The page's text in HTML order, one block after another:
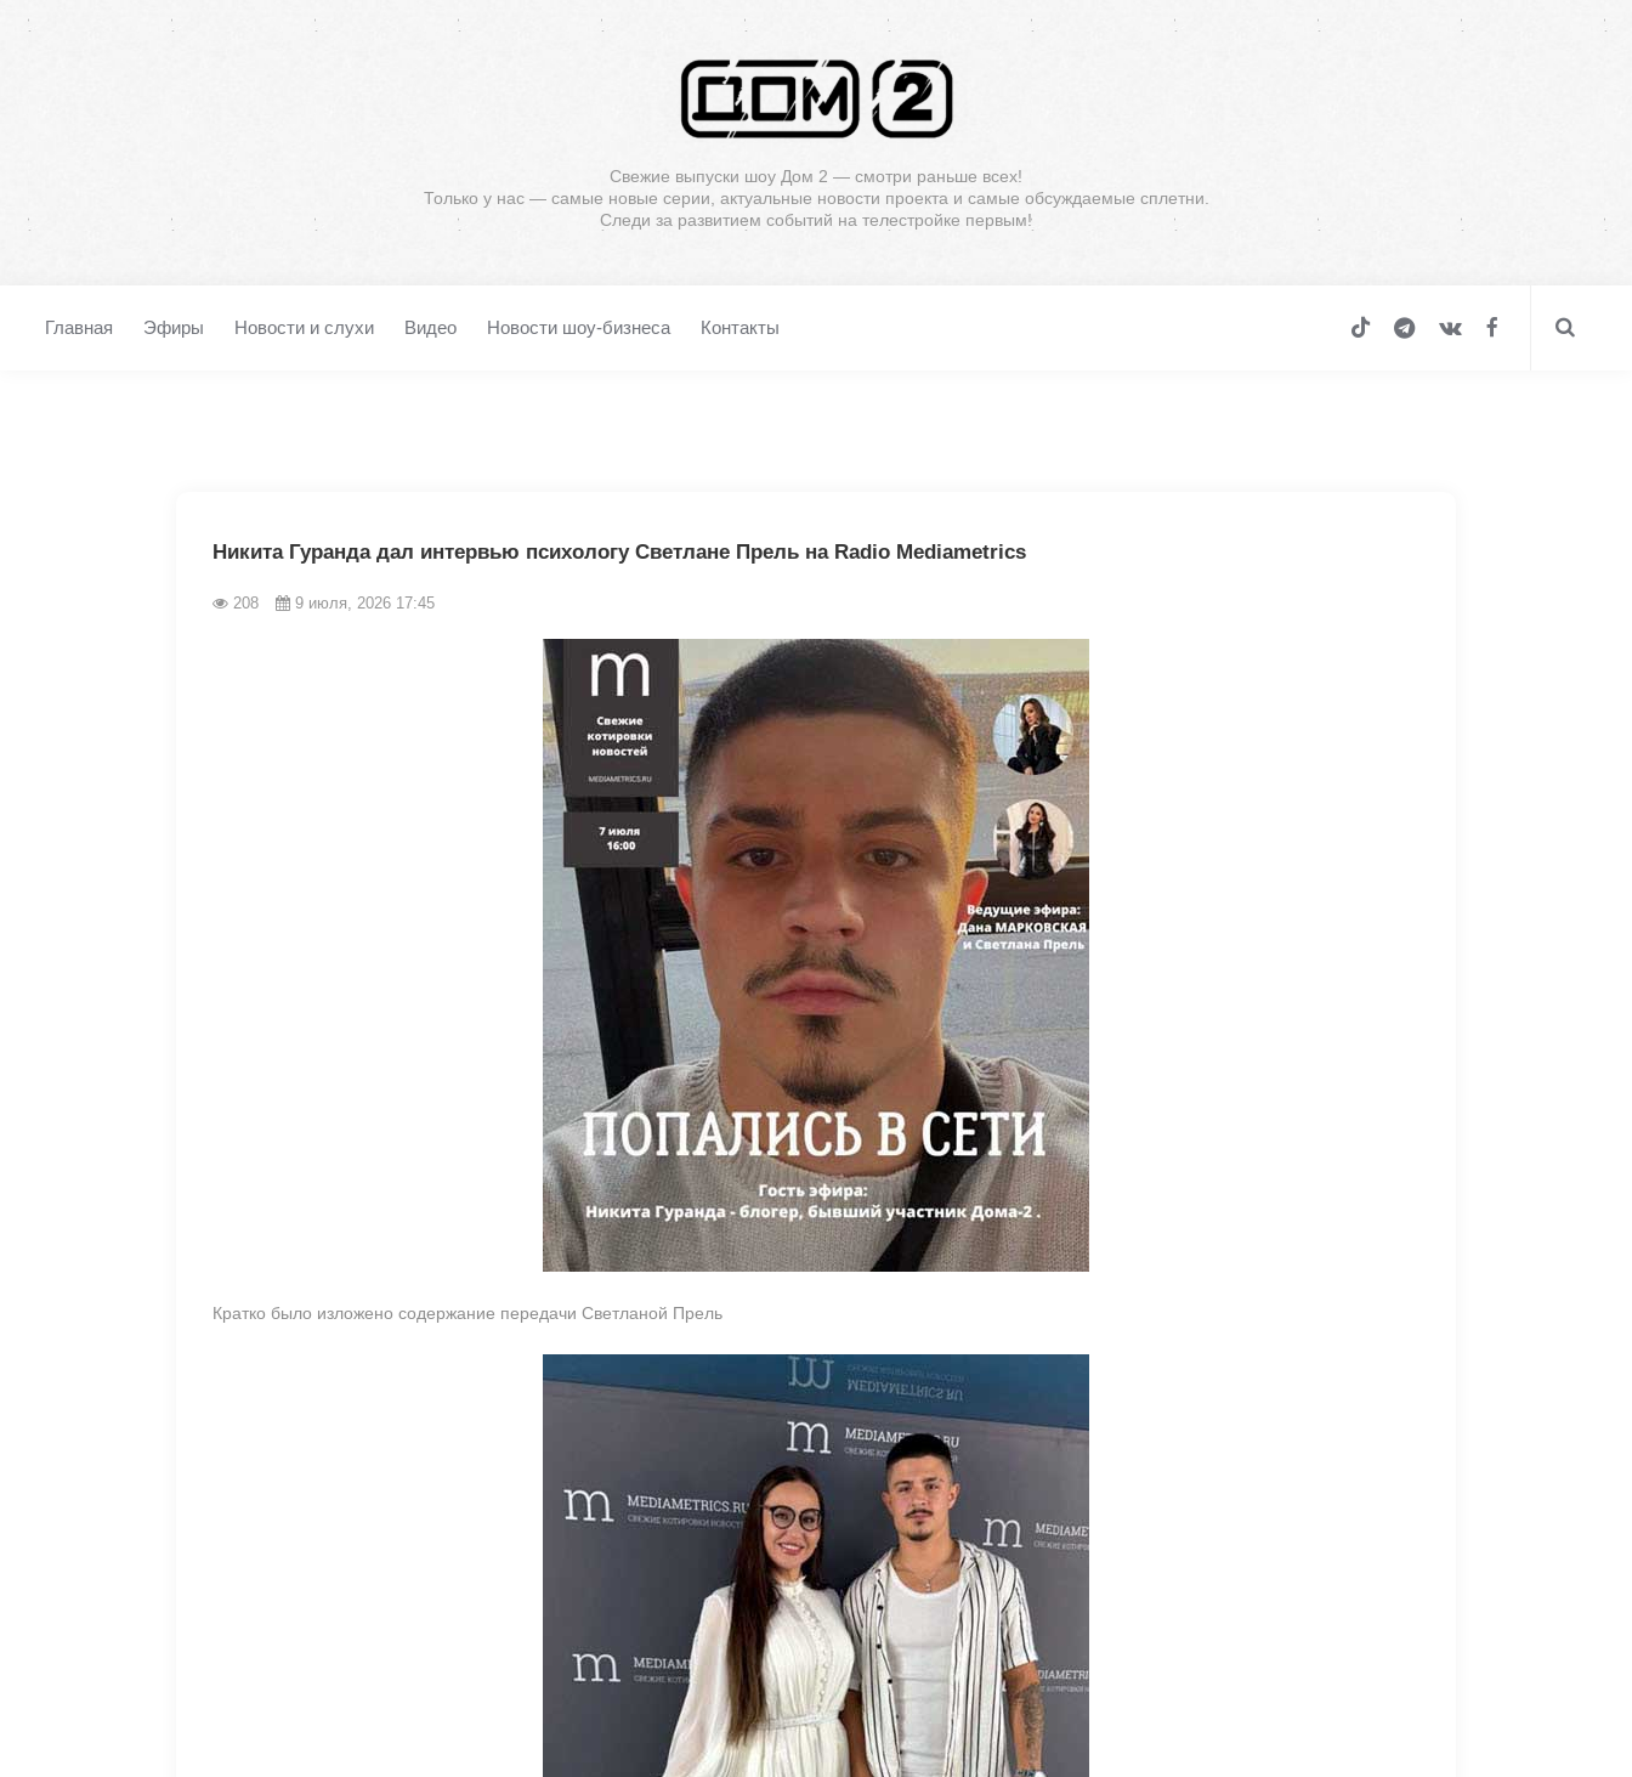
Свежие выпуски шоу Дом 2 — смотри раньше всех!
Только у нас — самые новые серии, актуальные новости проекта и самые обсуждаемые сплетни.
Следи за развитием событий на телестройке первым!
Главная Эфиры Новости и слухи Видео Новости шоу-бизнеса Контакты
Никита Гуранда дал интервью психологу Светлане Прель на Radio Mediametrics
208 9 июля, 2026 17:45
Кратко было изложено содержание передачи Светланой Прель